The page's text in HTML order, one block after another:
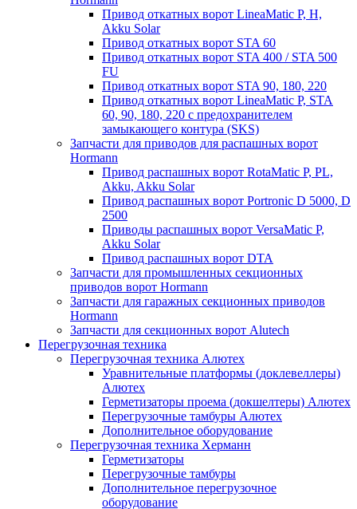
Привод откатных ворот LineaMatic P, H,
Akku Solar
Привод откатных ворот STA 60
Привод откатных ворот STA 400 / STA 500
FU
Привод откатных ворот STA 90, 180, 220
Привод откатных ворот LineaMatic P, STA
60, 90, 180, 220 с предохранителем
замыкающего контура (SKS)
Запчасти для приводов для распашных ворот
Hormann
Привод распашных ворот RotaMatic P, PL,
Akku, Akku Solar
Привод распашных ворот Portronic D 5000, D
2500
Приводы распашных ворот VersaMatic P,
Akku Solar
Привод распашных ворот DTA
Запчасти для промышленных секционных
приводов ворот Hormann
Запчасти для гаражных секционных приводов
Hormann
Запчасти для секционных ворот Alutech
Перегрузочная техника
Перегрузочная техника Алютех
Уравнительные платформы (доклевеллеры)
Алютех
Герметизаторы проема (докшелтеры) Алютех
Перегрузочные тамбуры Алютех
Дополнительное оборудование
Перегрузочная техника Херманн
Герметизаторы
Перегрузочные тамбуры
Дополнительное перегрузочное
оборудование